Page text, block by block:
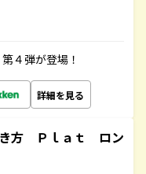
４弾が登場！
詳細を見る
方 Ｐｌａｔ ロン